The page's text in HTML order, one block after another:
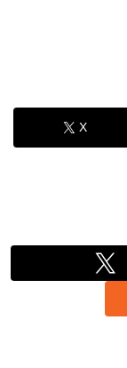
X